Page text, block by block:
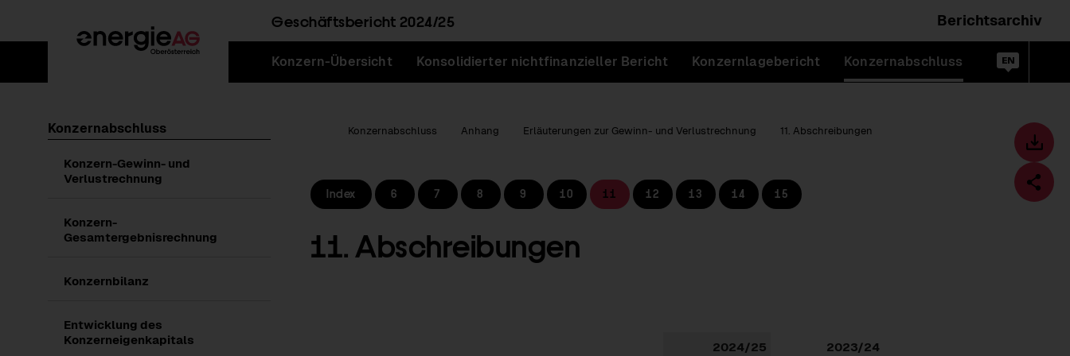
zu
zum
zur
Geschäftsbericht 2024/25 Berichtsarchiv
Konzern-Übersicht Konsolidierter nichtfinanzieller Bericht Konzernlagebericht Konzernabschluss
Wechsele
die
Sprache
en
Konzernabschluss
Konzern-Gewinn- und
Verlustrechnung
Konzern-
Gesamtergebnisrechnung
Konzernbilanz
Entwicklung des
Konzerneigenkapitals
HomeKonzernabschluss Anhang Erläuterungen zur Gewinn- und Verlustrechnung 11. Abschreibungen
Index 6 7 8 9 10 11 12 13 14 15
11. Abschreibungen
2024/25
2023/24
Toolbar
Diese